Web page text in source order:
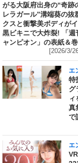
がる大阪府出身の“奇跡
レラガール”溝端葵の抜
クスと衝撃美ボディが
黒ビキニで大炸裂! 「週
ャンピオン」の表紙＆
[2026/3/
エ
特
グ
真
で
エ